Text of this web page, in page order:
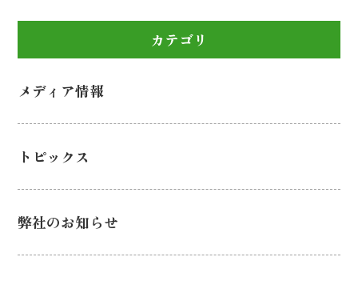
カテゴリ
メディア情報
トピックス
弊社のお知らせ